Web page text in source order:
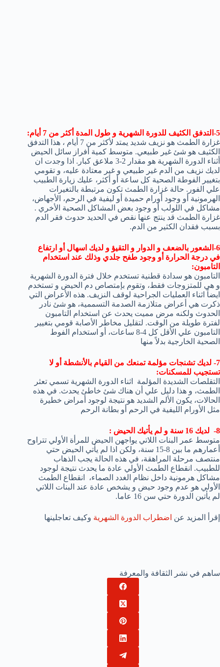
5-التدفق الكثيف للدورة الشهرية و طول المدة أكثر من 7 أيام:
غزارة الطمث هو نزيف شديد يمتد لأكثر من 7 أيام ، هذا التدفق
الكثيف هو شئ غير طبيعي. متوسط كمية أفراز سائل الحيض
أثناء الدورة الشهرية هو مقدار 2-3 ملاعق كبار. اذا وجدت ان
لديك نزيف من الدم غير طبيعي و غير معتادة عليه، و تقومي
بتغيير الفوطة الصحية كل ساعة أو أكثر، عليك زيارة الطبيب
علي الفور. حالة غزارة الطمث تكون مرتبطة بالتغيرات
الهرمونية أو وجود أورام حميدة أو ليفية في الرحم، الأجهاض،
مشاكل في اللولب أو وجود بعض المشاكل الصحية الأخري .
غزارة الطمث قد ينتج عنها نقص في الحديد حدوث فقر الدم
بسبب فقدان الكثير من الدم.
6-الشعور بالضعف و الدوار و التقيؤ و لديك اسهال أو ارتفاع
في درجة الحرارة أو وجود طفح جلدي وذلك عند استخدام
التامبون:
التامبون هو سدادة قطنية تستخدم خلال فترة الدورة الشهرية
و هي للمتزوجات فقط، وتقوم بإمتصاص دم الحيض و تستخدم
ايضاً اثناء العمليات الجراحية لوقف النزيف. هذه الأعراض التي
ذكرت هي أعراض متلازمة الصدمة التسممية، هو شئ نادر
الحدوث ولكنه مرض مميت يحدث عن استخدام التامبون
لفترة طويلة من الوقت. لتقليل مخاطر الأصابة قومي بتغيير
التامبون علي الأقل كل 4-8 ساعات، أو استخدام الفوط
الصحية الخارجية بدلاً منها
7- لديك تشنجات مؤلمة تمنعك من القيام بالأنشطة أو لا
تستجيب للمسكنات:
التقلصات الشديدة المؤلمة اثناء الدورة الشهرية تسمي تعثر
الطمث، و هذا دليل علي أن هناك شئ خاطئ يحدث. في هذه
الحالات، يكون الألم الشديد هو نتيجة لوجود أمراض خطيرة
مثل الأورام الليفية في الرحم أو بطانة الرحم
8- لديك 16 سنة و لم يأتيك الحيض :
متوسط عمر البنات اللاتي يواجهن الحيض للمرأة الأولي تتراوح
أعمارهم ما بين 8-15 سنة، ولكن اذا لم يأتي الحيض حتي
منتصف مرحلة المراهقة، في هذه الحالة يجب الذهاب
للطبيب. انقطاع الطمث الأولي عادة ما يحدث نتيجة لوجود
مشاكل هرمونية داخل نظام الغدد الصماء، انقطاع الطمث
الأولي هو عدم وجود حيض و يشخص عادة عند البنات اللاتي
لم يأتين الدورة حتي سن 16 عاما.
إقرأ المزيد عن اضطراب الدورة الشهرية وكيف تعاجلينها
ساهم في نشر الثقافة والمعرفة